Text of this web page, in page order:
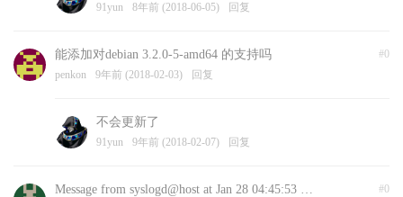
91yun 8年前 (2018-06-05) 回复
#0
能添加对debian 3.2.0-5-amd64 的支持吗
penkon 9年前 (2018-02-03) 回复
不会更新了
91yun 9年前 (2018-02-07) 回复
#0
Message from syslogd@host at Jan 28 04:45:53 …